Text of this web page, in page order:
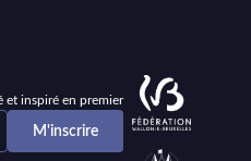
et inspiré en premier